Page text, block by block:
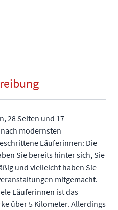
Freund
28 Seiten und 17
modernsten
Läuferinnen: Die
Sie bereits hinter sich, Sie
und vielleicht haben Sie
mitgemacht.
Läuferinnen ist das
über 5 Kilometer. Allerdings